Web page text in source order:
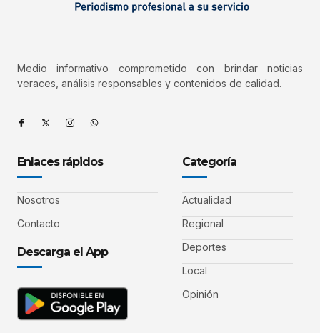
Medio informativo comprometido con brindar noticias
veraces, análisis responsables y contenidos de calidad.
Enlaces rápidos
Nosotros
Contacto
Descarga el App
Categoría
Actualidad
Regional
Deportes
Local
Opinión